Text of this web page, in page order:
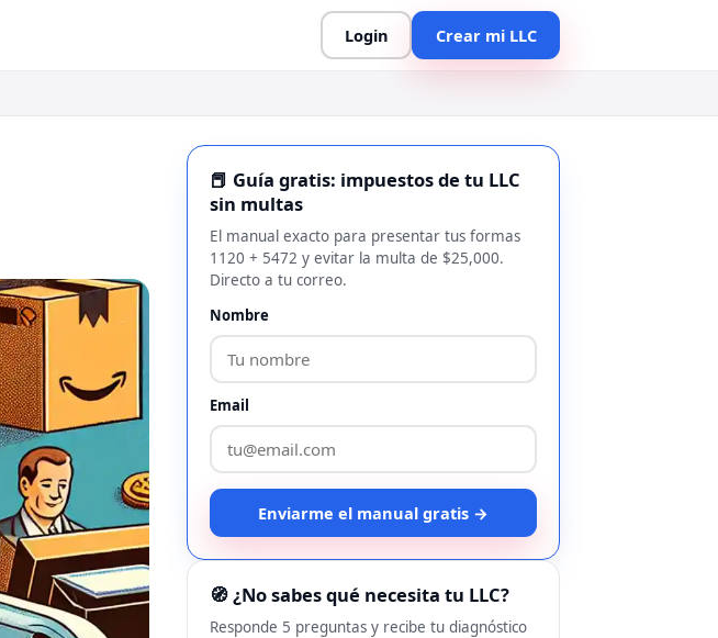
Login Crear mi LLC
📕 Guía gratis: impuestos de tu LLC
sin multas
El manual exacto para presentar tus formas
1120 + 5472 y evitar la multa de $25,000.
Directo a tu correo.
Nombre
Email
Enviarme el manual gratis →
🧭 ¿No sabes qué necesita tu LLC?
Responde 5 preguntas y recibe tu diagnóstico